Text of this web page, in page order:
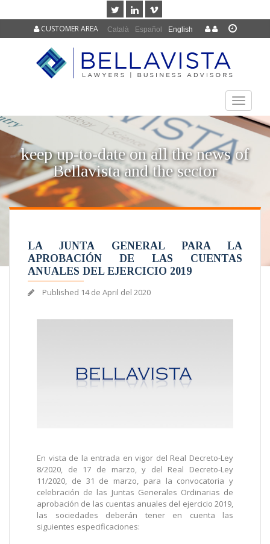
Català Español English
CUSTOMER AREA
TOGGLE
keep up-to-date on all the news of
Bellavista and the sector
LA JUNTA GENERAL PARA LA
APROBACIÓN DE LAS CUENTAS
ANUALES DEL EJERCICIO 2019
Published 14 de April del 2020
En vista de la entrada en vigor del Real Decreto-Ley
8/2020, de 17 de marzo, y del Real Decreto-Ley
11/2020, de 31 de marzo, para la convocatoria y
celebración de las Juntas Generales Ordinarias de
aprobación de las cuentas anuales del ejercicio 2019,
las sociedades deberán tener en cuenta las
siguientes especificaciones: